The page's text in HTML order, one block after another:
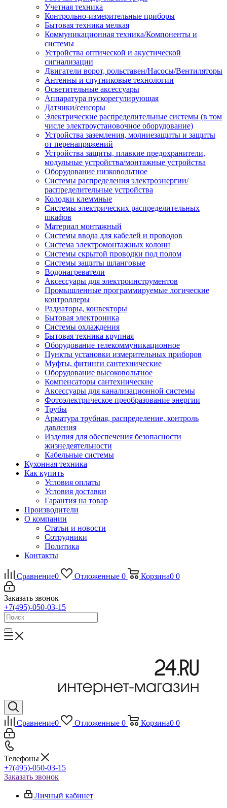
Учетная техника
Контрольно-измерительные приборы
Бытовая техника мелкая
Коммуникационная техника/Компоненты и
системы
Устройства оптической и акустической
сигнализации
Двигатели ворот, рольставен/Насосы/Вентиляторы
Антенны и спутниковые технологии
Осветительные аксессуары
Аппаратура пускорегулирующая
Датчики/сенсоры
Электрические распределительные системы (в том
числе электроустановочное оборудование)
Устройства заземления, молниезащиты и защиты
от перенапряжений
Устройства защиты, плавкие предохранители,
модульные устройства/монтажные устройства
Оборудование низковольтное
Системы распределения электроэнергии/
распределительные устройства
Колодки клеммные
Системы электрических распределительных
шкафов
Материал монтажный
Системы ввода для кабелей и проводов
Система электромонтажных колонн
Системы скрытой проводки под полом
Системы защиты шланговые
Водонагреватели
Аксессуары для электроинструментов
Промышленные программируемые логические
контроллеры
Радиаторы, конвекторы
Бытовая электроника
Системы охлаждения
Бытовая техника крупная
Оборудование телекоммуникационное
Пункты установки измерительных приборов
Муфты, фитинги сантехнические
Оборудование высоковольтное
Компенсаторы сантехнические
Аксессуары для канализационной системы
Фотоэлектрическое преобразование энергии
Трубы
Арматура трубная, распределение, контроль
давления
Изделия для обеспечения безопасности
жизнедеятельности
Кабельные системы
Кухонная техника
Как купить
Условия оплаты
Условия доставки
Гарантия на товар
Производители
О компании
Статьи и новости
Сотрудники
Политика
Контакты
Сравнение0 Отложенные 0 Корзина0 0
Заказать звонок
+7(495)-050-03-15
Сравнение0 Отложенные 0 Корзина0 0
Телефоны
+7(495)-050-03-15
Заказать звонок
Личный кабинет